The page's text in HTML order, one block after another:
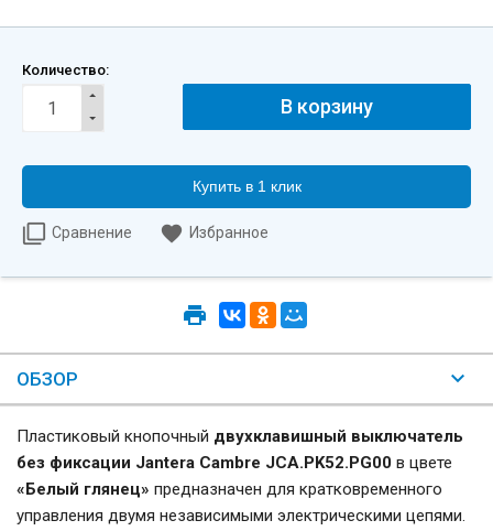
Количество:
Купить в 1 клик
Сравнение Избранное
ОБЗОР
Пластиковый кнопочный двухклавишный выключатель
без фиксации Jantera Cambre JCA.PK52.PG00 в цвете
«Белый глянец» предназначен для кратковременного
управления двумя независимыми электрическими цепями.